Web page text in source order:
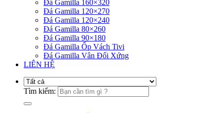
Đá Gamilla 160×320
Đá Gamilla 120×270
Đá Gamilla 120×240
Đá Gamilla 80×260
Đá Gamilla 90×180
Đá Gamilla Ốp Vách Tivi
Đá Gamilla Vân Đối Xứng
LIÊN HỆ
Tìm kiếm: